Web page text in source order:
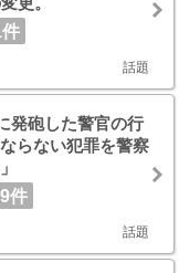
話題
発砲した警官の行
らない犯罪を警察
9件
話題